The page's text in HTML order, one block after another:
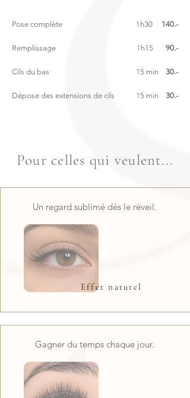
Pose complète
Remplissage
Cils du bas
Dépose des extensions de cils
1h30 140.-
1h15 90.-
15 min 30.-
15 min 30.-
Pour celles qui veulent...
Un regard sublimé dès le réveil.
Effet naturel
Gagner du temps chaque jour.